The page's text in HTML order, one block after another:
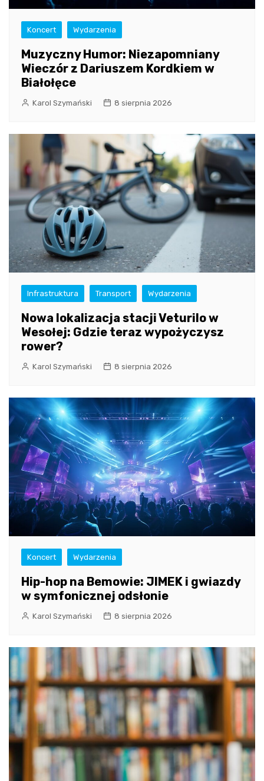
Koncert Wydarzenia
Muzyczny Humor: Niezapomniany
Wieczór z Dariuszem Kordkiem w
Białołęce
Karol Szymański 8 sierpnia 2026
Infrastruktura Transport Wydarzenia
Nowa lokalizacja stacji Veturilo w
Wesołej: Gdzie teraz wypożyczysz
rower?
Karol Szymański 8 sierpnia 2026
Koncert Wydarzenia
Hip-hop na Bemowie: JIMEK i gwiazdy
w symfonicznej odsłonie
Karol Szymański 8 sierpnia 2026